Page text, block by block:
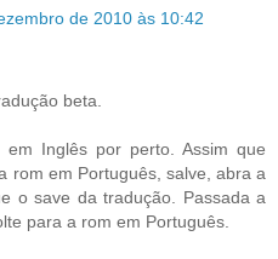
de 2010 às 10:42
beta.
em Inglês por perto. Assim que
rom em Português, salve, abra a
o save da tradução. Passada a
para a rom em Português.